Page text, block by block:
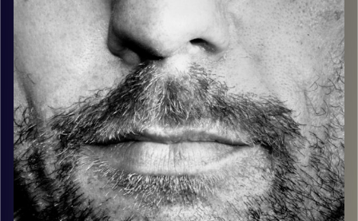
כל מה שחי, אמיתי ונושם.
עם שמוליק רגב.
קרדיט תמונות: David Goehring